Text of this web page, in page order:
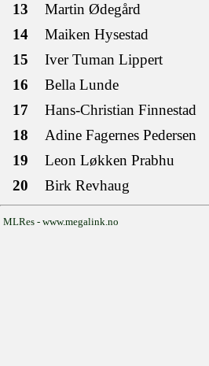
13
Martin Ødegård
14
Maiken Hysestad
15
Iver Tuman Lippert
16
Bella Lunde
17
Hans-Christian Finnestad
18
Adine Fagernes Pedersen
19
Leon Løkken Prabhu
20
Birk Revhaug
MLRes - www.megalink.no